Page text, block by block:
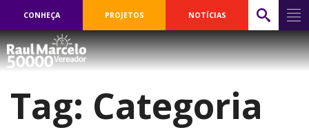
CONHEÇA PROJETOS NOTÍCIAS
Tag: Categoria